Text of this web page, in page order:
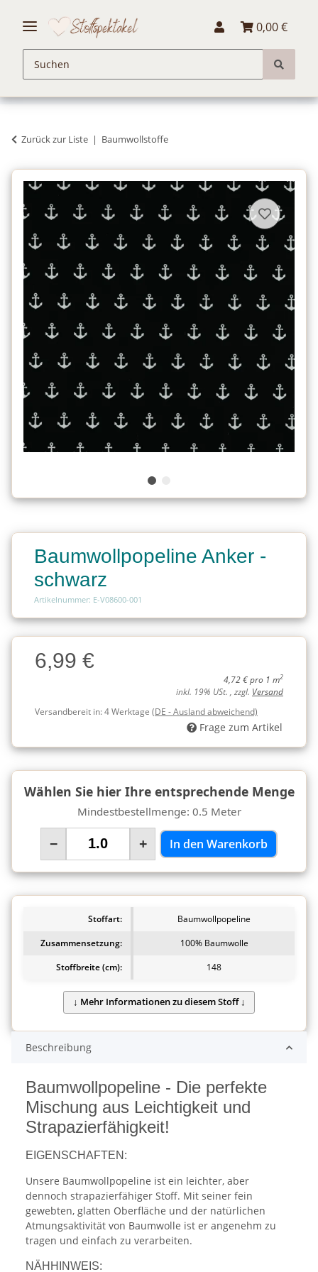
0,00 €
Zurück zur Liste Baumwollstoffe
Baumwollpopeline Anker -
schwarz
Artikelnummer: E-V08600-001
Charge
Charge6,99 €
4,72 € pro 1 m2
inkl. 19% USt. , zzgl. Versand
Versandbereit in:4 Werktage (DE - Ausland abweichend)
Frage zum Artikel
Wählen Sie hier Ihre entsprechende Menge
Mindestbestellmenge: 0.5 Meter
− + In den Warenkorb
Stoffart:
Baumwollpopeline
Zusammensetzung:
100% Baumwolle
Stoffbreite (cm):
148
Beschreibung
Baumwollpopeline - Die perfekte
Mischung aus Leichtigkeit und
Strapazierfähigkeit!
EIGENSCHAFTEN:
Unsere Baumwollpopeline ist ein leichter, aber
dennoch strapazierfähiger Stoff. Mit seiner fein
gewebten, glatten Oberfläche und der natürlichen
Atmungsaktivität von Baumwolle ist er angenehm zu
tragen und einfach zu verarbeiten.
NÄHHINWEIS: